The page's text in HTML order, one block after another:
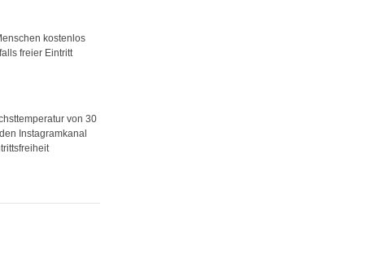
kostenlos
freier Eintritt
von 30
Instagramkanal